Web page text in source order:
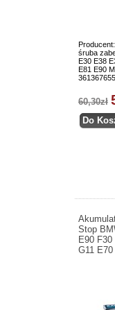
śruba
E30 E38
E81 E90
60,30zł
Stop
E90
G11